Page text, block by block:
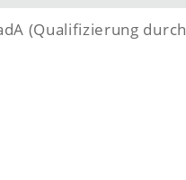
(Qualifizierung durch